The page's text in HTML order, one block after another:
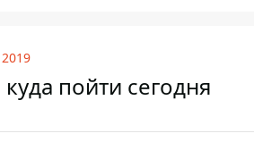
пойти сегодня